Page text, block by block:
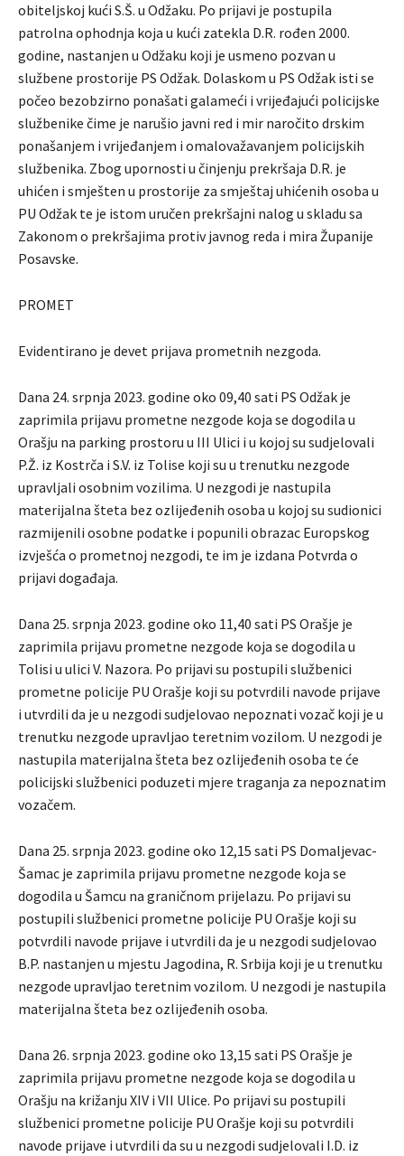
obiteljskoj kući S.Š. u Odžaku. Po prijavi je postupila
patrolna ophodnja koja u kući zatekla D.R. rođen 2000.
godine, nastanjen u Odžaku koji je usmeno pozvan u
službene prostorije PS Odžak. Dolaskom u PS Odžak isti se
počeo bezobzirno ponašati galameći i vrijeđajući policijske
službenike čime je narušio javni red i mir naročito drskim
ponašanjem i vrijeđanjem i omalovažavanjem policijskih
službenika. Zbog upornosti u činjenju prekršaja D.R. je
uhićen i smješten u prostorije za smještaj uhićenih osoba u
PU Odžak te je istom uručen prekršajni nalog u skladu sa
Zakonom o prekršajima protiv javnog reda i mira Županije
Posavske.
PROMET
Evidentirano je devet prijava prometnih nezgoda.
Dana 24. srpnja 2023. godine oko 09,40 sati PS Odžak je
zaprimila prijavu prometne nezgode koja se dogodila u
Orašju na parking prostoru u III Ulici i u kojoj su sudjelovali
P.Ž. iz Kostrča i S.V. iz Tolise koji su u trenutku nezgode
upravljali osobnim vozilima. U nezgodi je nastupila
materijalna šteta bez ozlijeđenih osoba u kojoj su sudionici
razmijenili osobne podatke i popunili obrazac Europskog
izvješća o prometnoj nezgodi, te im je izdana Potvrda o
prijavi događaja.
Dana 25. srpnja 2023. godine oko 11,40 sati PS Orašje je
zaprimila prijavu prometne nezgode koja se dogodila u
Tolisi u ulici V. Nazora. Po prijavi su postupili službenici
prometne policije PU Orašje koji su potvrdili navode prijave
i utvrdili da je u nezgodi sudjelovao nepoznati vozač koji je u
trenutku nezgode upravljao teretnim vozilom. U nezgodi je
nastupila materijalna šteta bez ozlijeđenih osoba te će
policijski službenici poduzeti mjere traganja za nepoznatim
vozačem.
Dana 25. srpnja 2023. godine oko 12,15 sati PS Domaljevac-
Šamac je zaprimila prijavu prometne nezgode koja se
dogodila u Šamcu na graničnom prijelazu. Po prijavi su
postupili službenici prometne policije PU Orašje koji su
potvrdili navode prijave i utvrdili da je u nezgodi sudjelovao
B.P. nastanjen u mjestu Jagodina, R. Srbija koji je u trenutku
nezgode upravljao teretnim vozilom. U nezgodi je nastupila
materijalna šteta bez ozlijeđenih osoba.
Dana 26. srpnja 2023. godine oko 13,15 sati PS Orašje je
zaprimila prijavu prometne nezgode koja se dogodila u
Orašju na križanju XIV i VII Ulice. Po prijavi su postupili
službenici prometne policije PU Orašje koji su potvrdili
navode prijave i utvrdili da su u nezgodi sudjelovali I.D. iz